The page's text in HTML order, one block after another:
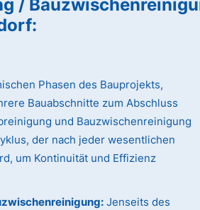
/
:
Phasen des Bauprojekts,
Bauabschnitte zum Abschluss
und Bauzwischenreinigung
der nach jeder wesentlichen
um Kontinuität und Effizienz
Jenseits des